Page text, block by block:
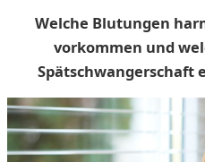
Welche Blutungen
vorkommen und
Spätschwangerschaft